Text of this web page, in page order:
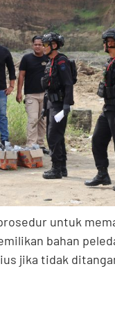
untuk
bahan
jika tidak